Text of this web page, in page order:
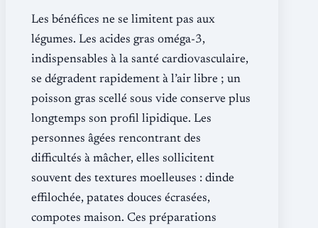
Les bénéfices ne se limitent pas aux
légumes. Les acides gras oméga-3,
indispensables à la santé cardiovasculaire,
se dégradent rapidement à l’air libre ; un
poisson gras scellé sous vide conserve plus
longtemps son profil lipidique. Les
personnes âgées rencontrant des
difficultés à mâcher, elles sollicitent
souvent des textures moelleuses : dinde
effilochée, patates douces écrasées,
compotes maison. Ces préparations